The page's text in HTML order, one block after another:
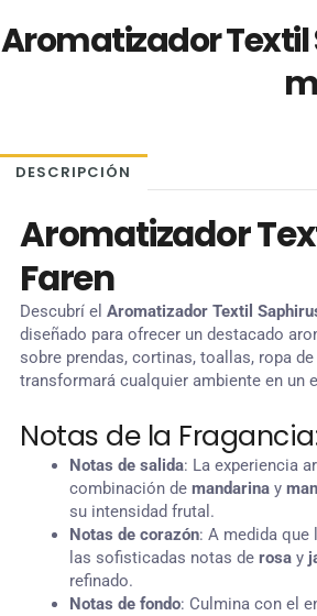
Aromatizador Textil
DESCRIPCIÓN
Aromatizador
Faren
Descubrí el Aromatizador Textil
diseñado para ofrecer un destacado
sobre prendas, cortinas, toallas, ropa
transformará cualquier ambiente en un
Notas de la
Notas de salida: La experiencia
combinación de mandarina y
su intensidad frutal.
Notas de corazón: A medida que
las sofisticadas notas de rosa y
refinado.
Notas de fondo: Culmina con el